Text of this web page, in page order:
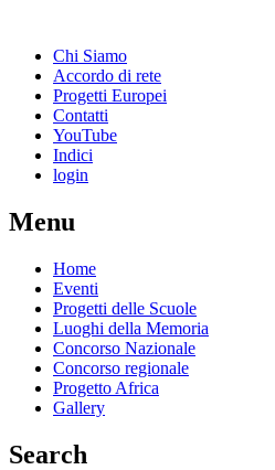
Chi Siamo
Accordo di rete
Progetti Europei
Contatti
YouTube
Indici
login
Menu
Home
Eventi
Progetti delle Scuole
Luoghi della Memoria
Concorso Nazionale
Concorso regionale
Progetto Africa
Gallery
Search